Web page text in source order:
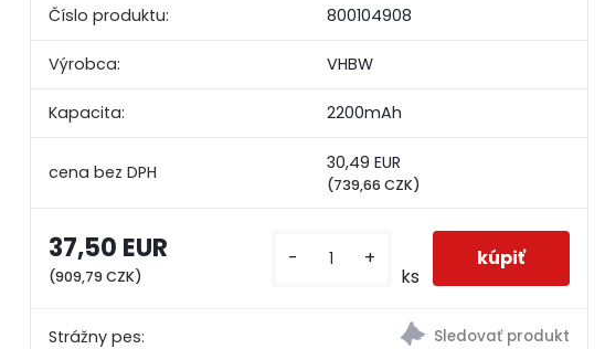
Číslo produktu: 800104908
Výrobca: VHBW
Kapacita: 2200mAh
30,49 EUR
(739,66 CZK)
37,50 EUR
(909,79 CZK)
Strážny pes:
- +
ks